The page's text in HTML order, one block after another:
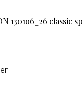
130106_26 classic